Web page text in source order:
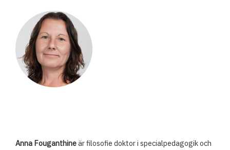
Anna Fouganthineär filosofie doktor i specialpedagogik och